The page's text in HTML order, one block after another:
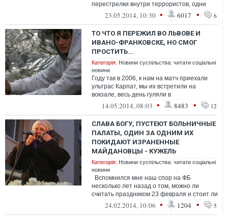
перестрелки внутри террористов, одни
главари объявляют незаконными других г...
23.05.2014, 10:30 • 6017 • 6
ТО ЧТО Я ПЕРЕЖИЛ ВО ЛЬВОВЕ И
ИВАНО-ФРАНКОВСКЕ, НО СМОГ
ПРОСТИТЬ...
Категорія: Новини суспільства: читати соціальні
новини
Году так в 2006, к нам на матч приехали
ультрас Карпат, мы их встретили на
вокзале, весь день гуляли в
Днепропетровске и потом разобрали к
14.05.2014, 08:03 • 8483 • 12
СЛАВА БОГУ, ПУСТЕЮТ БОЛЬНИЧНЫЕ
ПАЛАТЫ, ОДИН ЗА ОДНИМ ИХ
ПОКИДАЮТ ИЗРАНЕННЫЕ
МАЙДАНОВЦЫ - КУЖЕЛЬ
Категорія: Новини суспільства: читати соціальні
новини
Вспомнился мне наш спор на ФБ
несколько лет назад о том, можно ли
считать праздником 23 февраля и стоит ли
его называть Днем защитника отечест...
24.02.2014, 10:06 • 1204 • 5